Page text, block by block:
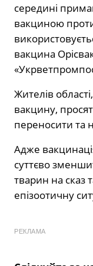
середині
вакциною проти
вакцина
Жителів
вакцину,
переносити та
Адже
суттєво
тварин на сказ
епізоотичну
РЕКЛАМА